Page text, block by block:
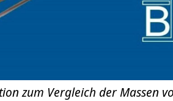
zum Vergleich der Massen